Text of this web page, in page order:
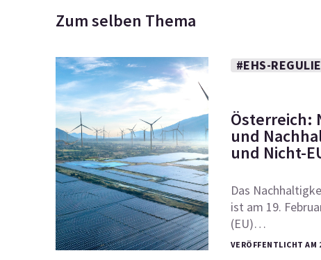
Zum selben Thema
#EHS-
Österreich:
und
und Nicht-
Das
ist am 19.
(EU)…
VERÖFFENTLICHT AM